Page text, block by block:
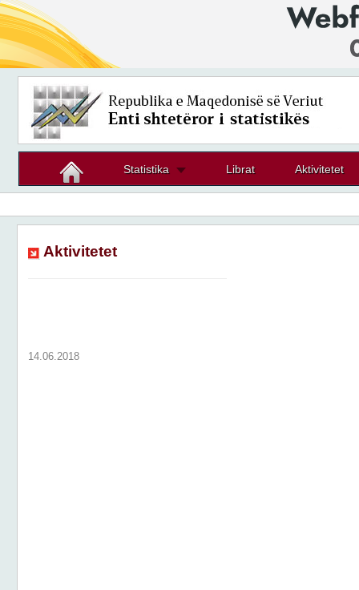
Statistika Librat Aktivitetet
Aktivitetet
14.06.2018